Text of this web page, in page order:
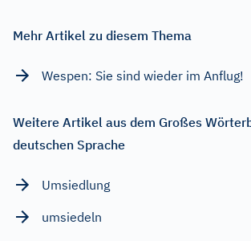
Mehr Artikel zu diesem Thema
Wespen: Sie sind wieder im Anflug!
Weitere Artikel aus dem Großes
deutschen Sprache
Umsiedlung
umsiedeln